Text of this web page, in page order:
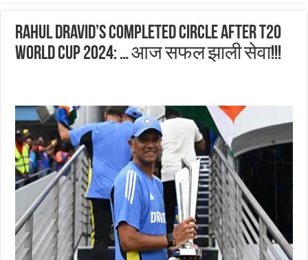
Rahul Dravid’s Completed Circle After T20
World Cup 2024: … आज सफल झाली सेवा!!!